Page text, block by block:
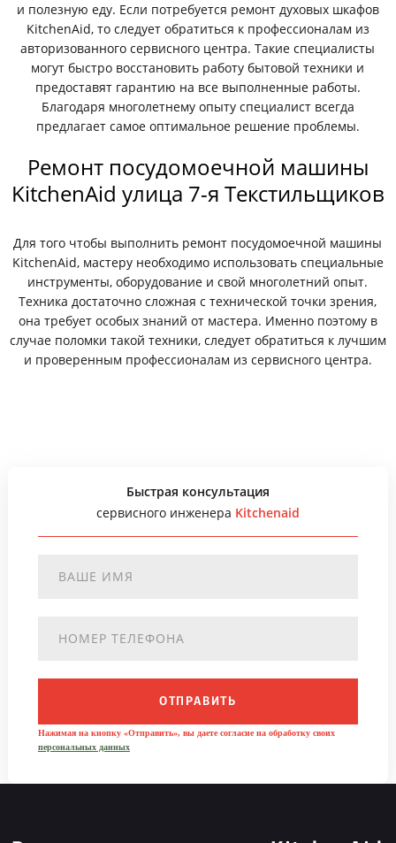
и полезную еду. Если потребуется ремонт духовых шкафов
KitchenAid, то следует обратиться к профессионалам из
авторизованного сервисного центра. Такие специалисты
могут быстро восстановить работу бытовой техники и
предоставят гарантию на все выполненные работы.
Благодаря многолетнему опыту специалист всегда
предлагает самое оптимальное решение проблемы.
Ремонт посудомоечной машины
KitchenAid улица 7-я Текстильщиков
Для того чтобы выполнить ремонт посудомоечной машины
KitchenAid, мастеру необходимо использовать специальные
инструменты, оборудование и свой многолетний опыт.
Техника достаточно сложная с технической точки зрения,
она требует особых знаний от мастера. Именно поэтому в
случае поломки такой техники, следует обратиться к лучшим
и проверенным профессионалам из сервисного центра.
Быстрая консультация
сервисного инженера Kitchenaid
ОТПРАВИТЬ
Нажимая на кнопку «Отправить», вы даете согласие на обработку своих
персональных данных